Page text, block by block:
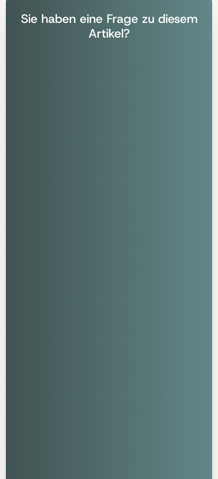
Sie haben eine Frage zu diesem
Artikel?